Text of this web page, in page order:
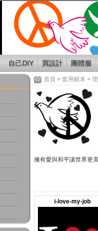
自己DIY 買設計 團體服
首頁 » 套用範本 »
擁有愛與和平讓世界更
i-love-my-job